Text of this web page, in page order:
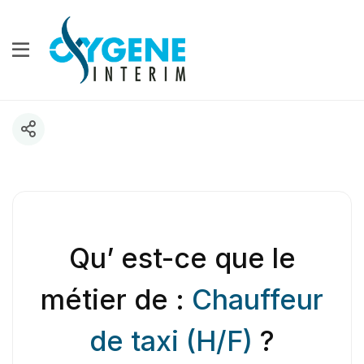
Qu’ est-ce que le
métier de : Chauffeur
de taxi (H/F) ?